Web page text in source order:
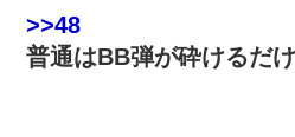
>>48
普通はBB弾が砕けるだ